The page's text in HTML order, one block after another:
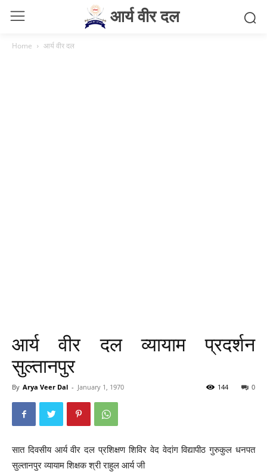
आर्य वीर दल
Home आर्य वीर दल
आर्य वीर दल व्यायाम प्रदर्शन
सुल्तानपुर
By Arya Veer Dal - January 1, 1970 0
144
सात दिवसीय आर्य वीर दल प्रशिक्षण शिविर वेद वेदांग विद्यापीठ गुरुकुल धनपत
सुल्तानपुर व्यायाम शिक्षक श्री राहुल आर्य जी